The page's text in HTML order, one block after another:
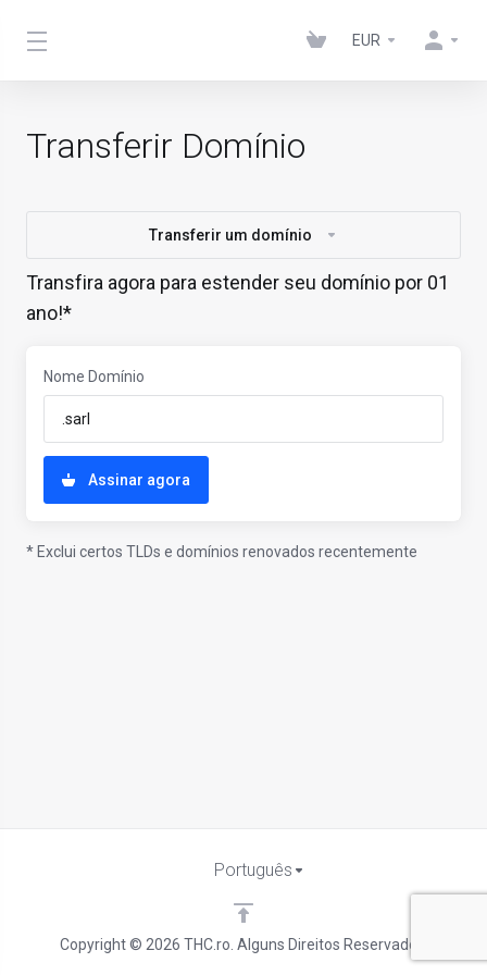
EUR
Transferir Domínio
Transferir um domínio
Transfira agora para estender seu domínio por 01
ano!*
Nome Domínio
Assinar agora
* Exclui certos TLDs e domínios renovados recentemente
Copyright © 2026 THC.ro. Alguns Direitos Reservados.
Português